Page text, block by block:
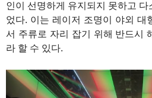
인이 선명하게 유지되지 못하고 다
었다. 이는 레이저 조명이 야외 대
서 주류로 자리 잡기 위해 반드시
라 할 수 있다.